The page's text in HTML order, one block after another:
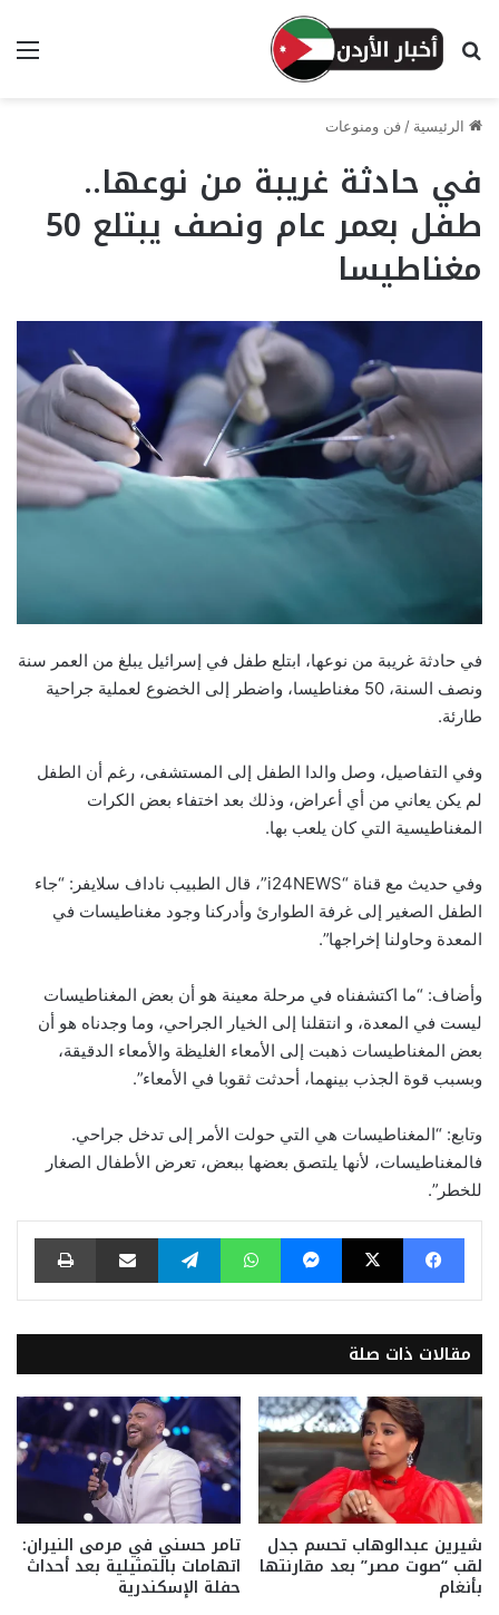
بحث عن
الرئيسية / فن ومنوعات
في حادثة غريبة من نوعها..
طفل بعمر عام ونصف يبتلع 50
مغناطيسا
في حادثة غريبة من نوعها، ابتلع طفل في إسرائيل يبلغ من العمر سنة
ونصف السنة، 50 مغناطيسا، واضطر إلى الخضوع لعملية جراحية
طارئة.
وفي التفاصيل، وصل والدا الطفل إلى المستشفى، رغم أن الطفل
لم يكن يعاني من أي أعراض، وذلك بعد اختفاء بعض الكرات
المغناطيسية التي كان يلعب بها.
وفي حديث مع قناة “i24NEWS”، قال الطبيب ناداف سلايفر: “جاء
الطفل الصغير إلى غرفة الطوارئ وأدركنا وجود مغناطيسات في
المعدة وحاولنا إخراجها”.
وأضاف: “ما اكتشفناه في مرحلة معينة هو أن بعض المغناطيسات
ليست في المعدة، و انتقلنا إلى الخيار الجراحي، وما وجدناه هو أن
بعض المغناطيسات ذهبت إلى الأمعاء الغليظة والأمعاء الدقيقة،
وبسبب قوة الجذب بينهما، أحدثت ثقوبا في الأمعاء”.
وتابع: “المغناطيسات هي التي حولت الأمر إلى تدخل جراحي.
فالمغناطيسات، لأنها يلتصق بعضها ببعض، تعرض الأطفال الصغار
للخطر”.
فيسبوك ‫X ماسنجر واتساب تيلقرام مشاركة عبر البريد طباعة
مقالات ذات صلة
شيرين عبدالوهاب تحسم جدل
لقب “صوت مصر” بعد مقارنتها
بأنغام
تامر حسني في مرمى النيران:
اتهامات بالتمثيلية بعد أحداث
حفلة الإسكندرية